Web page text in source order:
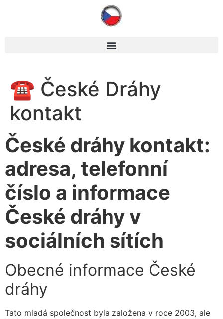
☎ České Dráhy
kontakt
České dráhy kontakt:
adresa, telefonní
číslo a informace
České dráhy v
sociálních sítích
Obecné informace České
dráhy
Tato mladá společnost byla založena v roce 2003, ale